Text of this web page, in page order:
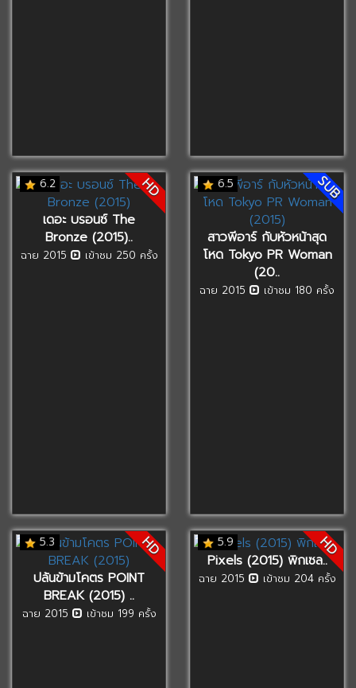
6.2 HD
เดอะ บรอนซ์ The
Bronze (2015)..
ฉาย 2015 เข้าชม 250 ครั้ง
6.5 SUB
สาวพีอาร์ กับหัวหน้าสุด
โหด Tokyo PR Woman
(20..
ฉาย 2015 เข้าชม 180 ครั้ง
5.3 HD
ปล้นข้ามโคตร POINT
BREAK (2015) ..
ฉาย 2015 เข้าชม 199 ครั้ง
5.9 HD
Pixels (2015) พิกเซล..
ฉาย 2015 เข้าชม 204 ครั้ง